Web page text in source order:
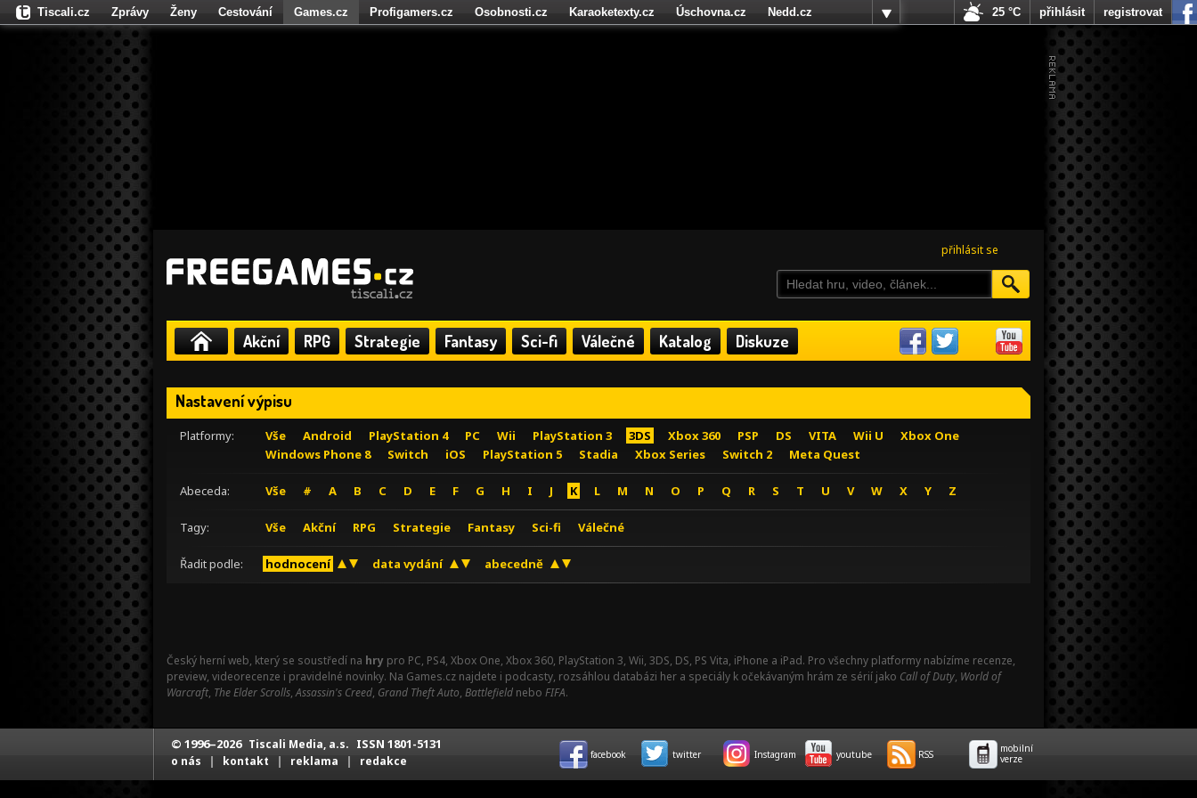
přihlásit se
Akční RPG Strategie Fantasy Sci-fi Válečné Katalog Diskuze
Nastavení výpisu
Platformy: Vše Android PlayStation 4 PC Wii PlayStation 3 3DS Xbox 360 PSP DS VITA Wii U
Xbox One
Windows Phone 8
Switch iOS PlayStation 5 Stadia Xbox Series Switch 2 Meta Quest
Abeceda: Vše # A B C D E F G H I J K L M N O P Q R S T U V W X Y Z
Tagy: Vše Akční RPG Strategie Fantasy Sci-fi Válečné
Řadit podle: hodnocení data vydání abecedně
Český herní web, který se soustředí na hry pro PC, PS4, Xbox One, Xbox 360, PlayStation 3, Wii, 3DS, DS, PS Vita, iPhone a iPad. Pro všechny platformy nabízíme recenze,
preview, videorecenze i pravidelné novinky. Na Games.cz najdete i podcasty, rozsáhlou databázi her a speciály k očekávaným hrám ze sérií jako Call of Duty, World of
Warcraft, The Elder Scrolls,Assassin's Creed, Grand Theft Auto, Battlefield nebo FIFA.
Tiscali.cz Zprávy Ženy Cestování Games.cz Profigamers.cz Osobnosti.cz Karaoketexty.cz Úschovna.cz
Nedd.cz
Fights.cz
25 °C přihlásit registrovat
© 1996–2026 Tiscali Media, a.s. ISSN 1801-5131
o nás | kontakt | reklama | redakce facebook twitter Instagram youtube RSS
mobilní
verze